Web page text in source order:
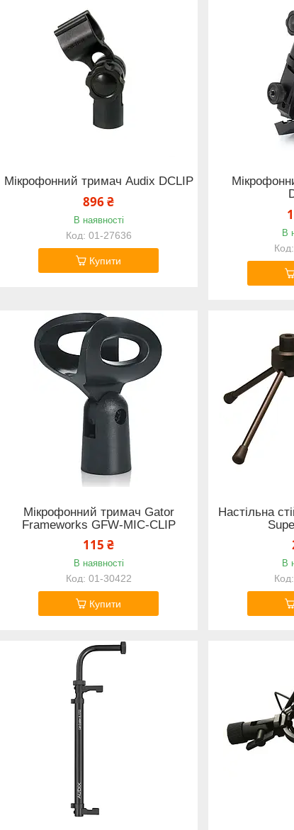
Мікрофонний тримач Audix DCLIP
896 ₴
В наявності
01-27636
Купити
В
Мікрофонний тримач Gator
Frameworks GFW-MIC-CLIP
115 ₴
В наявності
01-30422
Купити
Настільна
В